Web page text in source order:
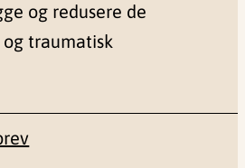
og redusere de
og traumatisk